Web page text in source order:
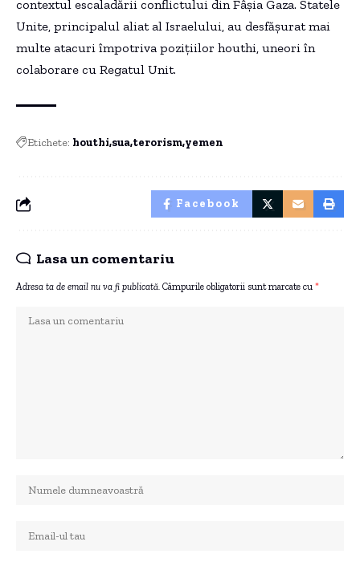
contextul escaladării conflictului din Fâșia Gaza. Statele
Unite, principalul aliat al Israelului, au desfășurat mai
multe atacuri împotriva pozițiilor houthi, uneori în
colaborare cu Regatul Unit.
Etichete: houthi sua terorism yemen
Facebook
Lasa un comentariu
Adresa ta de email nu va fi publicată. Câmpurile obligatorii sunt marcate cu *